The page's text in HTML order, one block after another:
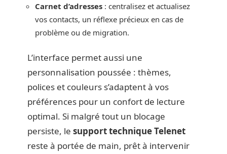
Carnet d’adresses : centralisez et actualisez
vos contacts, un réflexe précieux en cas de
problème ou de migration.
L’interface permet aussi une
personnalisation poussée : thèmes,
polices et couleurs s’adaptent à vos
préférences pour un confort de lecture
optimal. Si malgré tout un blocage
persiste, le support technique Telenet
reste à portée de main, prêt à intervenir